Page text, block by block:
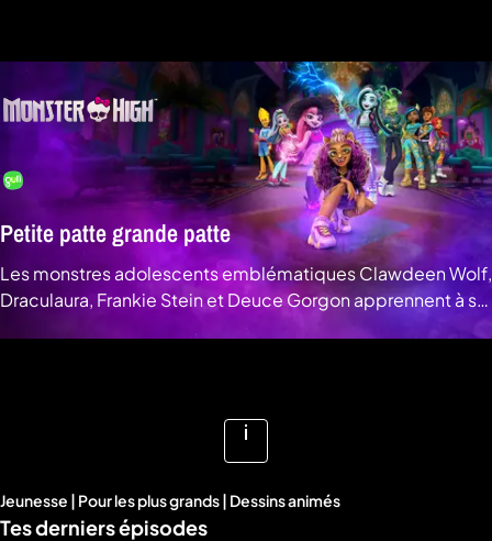
Petite patte grande patte
Les monstres adolescents emblématiques Clawdeen Wolf,
Draculaura, Frankie Stein et Deuce Gorgon apprennent à se
d'infos
Jeunesse | Pour les plus grands | Dessins animés
Tes derniers épisodes